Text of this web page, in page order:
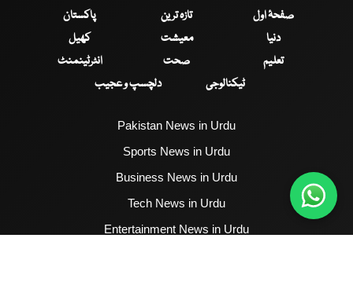
صفحۂ اول تازہ ترین
پاکستان
دنیا
معیشت
کھیل
تعلیم
صحت
انٹرٹینمنٹ
ٹیکنالوجی
دلچسپ و عجیب
Pakistan News in Urdu
Sports News in Urdu
Business News in Urdu
Tech News in Urdu
Entertainment News in Urdu